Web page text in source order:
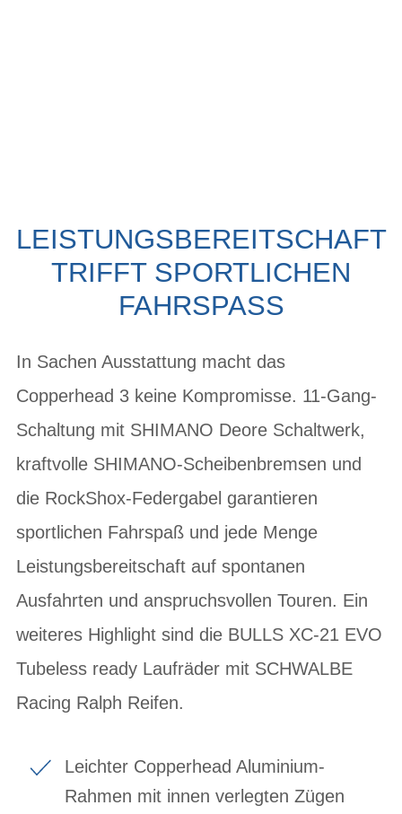
LEISTUNGSBEREITSCHAFT
TRIFFT SPORTLICHEN
FAHRSPASS
In Sachen Ausstattung macht das
Copperhead 3 keine Kompromisse. 11-Gang-
Schaltung mit SHIMANO Deore Schaltwerk,
kraftvolle SHIMANO-Scheibenbremsen und
die RockShox-Federgabel garantieren
sportlichen Fahrspaß und jede Menge
Leistungsbereitschaft auf spontanen
Ausfahrten und anspruchsvollen Touren. Ein
weiteres Highlight sind die BULLS XC-21 EVO
Tubeless ready Laufräder mit SCHWALBE
Racing Ralph Reifen.
Leichter Copperhead Aluminium-
Rahmen mit innen verlegten Zügen